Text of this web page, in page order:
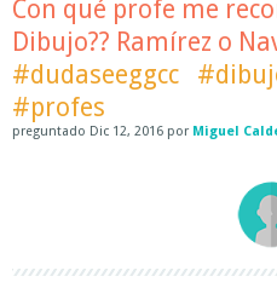
Con qué profe me
Dibujo?? Ramírez o
#dudaseeggcc
#profes
preguntado Dic 12, 2016 por Miguel